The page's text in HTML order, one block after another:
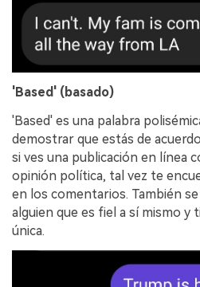
'Based' (basado)
'Based' es una palabra
demostrar que estás de
si ves una publicación en línea
opinión política, tal vez te
en los comentarios. También
alguien que es fiel a sí mismo y
única.